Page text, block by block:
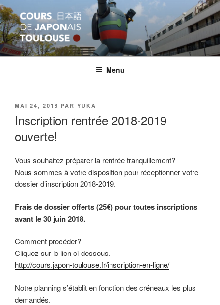
Aller
au
contenu
principal
COURS JAPON TOULOUSE
Apprentissage et formation en langue japonaise
Menu
PUBLIÉ
MAI 24, 2018 PAR YUKA
Inscription rentrée 2018-2019
ouverte!
Vous souhaitez préparer la rentrée tranquillement?
Nous sommes à votre disposition pour réceptionner votre
dossier d’inscription 2018-2019.
Frais de dossier offerts (25€) pour toutes inscriptions
avant le 30 juin 2018.
Comment procéder?
Cliquez sur le lien ci-dessous.
http://cours.japon-toulouse.fr/inscription-en-ligne/
Notre planning s’établit en fonction des créneaux les plus
demandés.